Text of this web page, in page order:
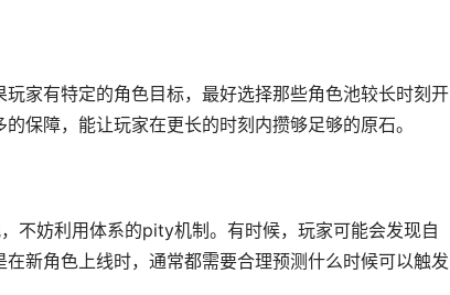
家有特定的角色目标，最好选择那些角色池较长时刻开
保障，能让玩家在更长的时刻内攒够足够的原石。
不妨利用体系的pity机制。有时候，玩家可能会发现自
新角色上线时，通常都需要合理预测什么时候可以触发